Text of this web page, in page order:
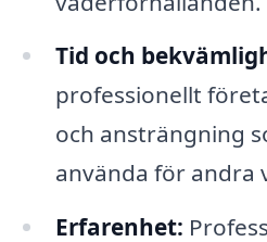
Tid och
professionellt
och ansträngning
använda för andra
Erfarenhet: